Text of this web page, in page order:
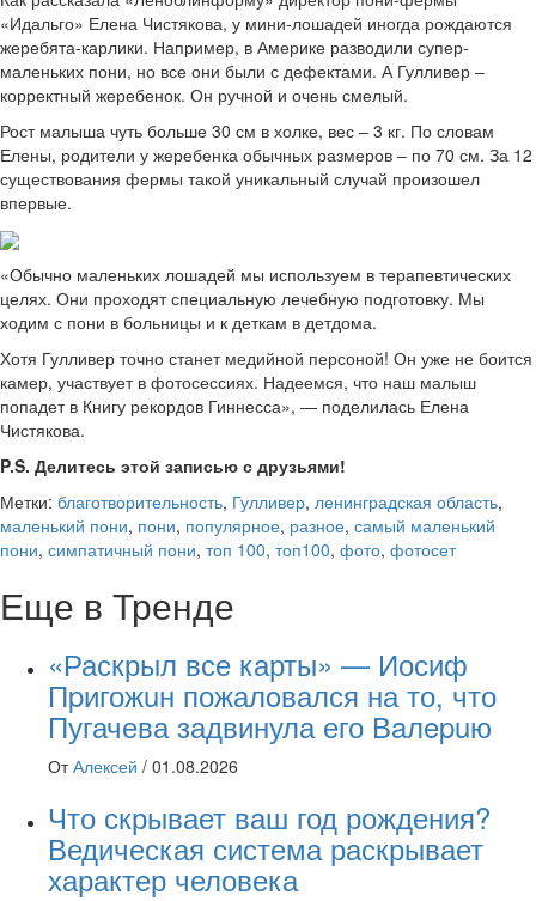
«Идальго» Елена Чистякова, у мини-лошадей иногда рождаются
жеребята-карлики. Например, в Америке разводили супер-
маленьких пони, но все они были с дефектами. А Гулливер –
корректный жеребенок. Он ручной и очень смелый.
Рост малыша чуть больше 30 см в холке, вес – 3 кг. По словам
Елены, родители у жеребенка обычных размеров – по 70 см. За 12
существования фермы такой уникальный случай произошел
впервые.
«Обычно маленьких лошадей мы используем в терапевтических
целях. Они проходят специальную лечебную подготовку. Мы
ходим с пони в больницы и к деткам в детдома.
Хотя Гулливер точно станет медийной персоной! Он уже не боится
камер, участвует в фотосессиях. Надеемся, что наш малыш
попадет в Книгу рекордов Гиннесса», — поделилась Елена
Чистякова.
P.S. Делитесь этой записью с друзьями!
Метки: благотворительность, Гулливер, ленинградская область,
маленький пони, пони, популярное, разное, самый маленький
пони, симпатичный пони, топ 100, топ100, фото, фотосет
Еще в Тренде
«Раскрыл все карты» — Иосиф
Пpигожuн пожалoвался на то, что
Пугачева задвинула его Вaлepuю
От Алексей / 01.08.2026
Что скрывает ваш год рождения?
Ведическая система раскрывает
характер человека